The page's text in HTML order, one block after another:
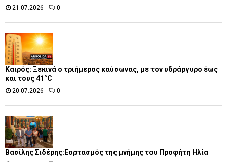
21.07.2026 0
Καιρός: Ξεκινά ο τριήμερος καύσωνας, με τον υδράργυρο έως
και τους 41°C
20.07.2026 0
Βασίλης Σιδέρης:Εορτασμός της μνήμης του Προφήτη Ηλία